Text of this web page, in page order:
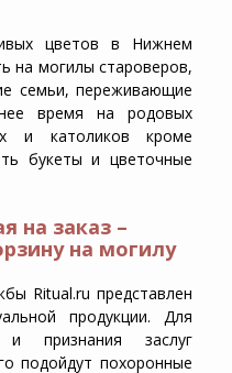
цветов в Нижнем
на могилы староверов,
семьи, переживающие
время на родовых
и католиков кроме
букеты и цветочные
на заказ –
на могилу
Ritual.ru представлен
продукции. Для
признания заслуг
подойдутпохоронные